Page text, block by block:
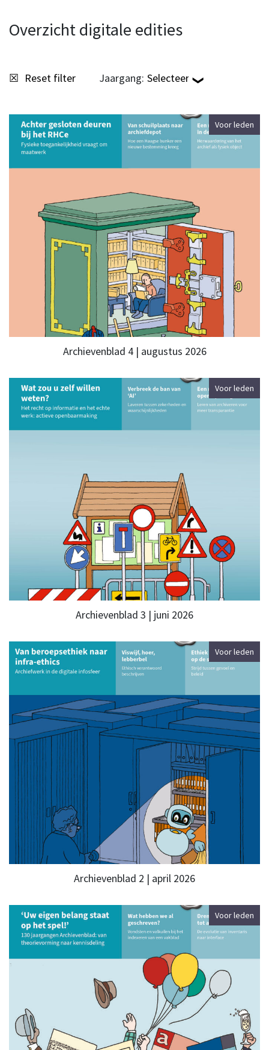
Overzicht digitale edities
Reset filter Jaargang:
Voor leden
Archievenblad 4 | augustus 2026
Voor leden
Archievenblad 3 | juni 2026
Voor leden
Archievenblad 2 | april 2026
Voor leden